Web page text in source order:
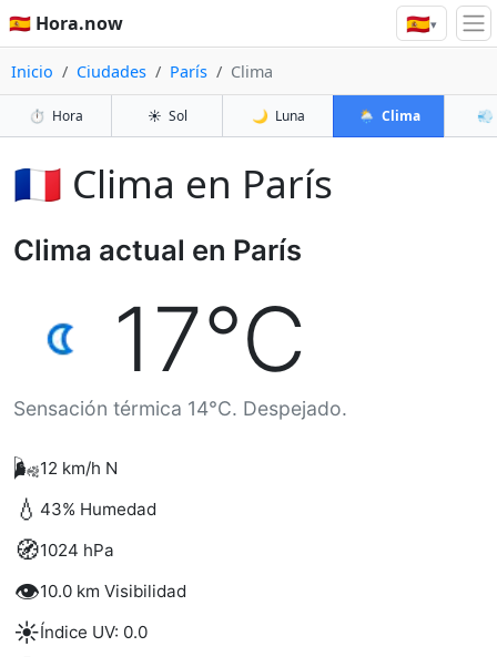
🇪🇸 Hora.now 🇪🇸▾
Inicio Ciudades París Clima
⏱️ Hora ☀️ Sol 🌙 Luna 🌦️ Clima 💨
🇫🇷 Clima en París
Clima actual en París
17°C
Sensación térmica 14°C. Despejado.
🌬️12 km/h N
💧 43% Humedad
🧭1024 hPa
👁️10.0 km Visibilidad
☀️Índice UV: 0.0